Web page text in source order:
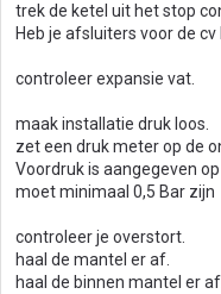
trek de ketel uit het stop
Heb je afsluiters voor de
controleer expansie vat.
maak installatie druk loos.
zet een druk meter op de
Voordruk is aangegeven op
moet minimaal 0,5 Bar zijn
controleer je overstort.
haal de mantel er af.
haal de binnen mantel er af.